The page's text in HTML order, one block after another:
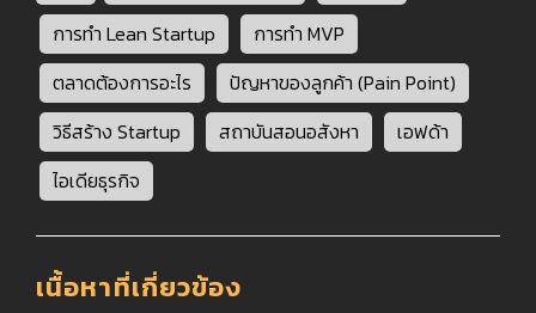
การทำ Lean Startup
การทำ MVP
ตลาดต้องการอะไร
ปัญหาของลูกค้า (Pain Point)
วิธีสร้าง Startup
สถาบันสอนอสังหา
เอฟด้า
ไอเดียธุรกิจ
เนื้อหาที่เกี่ยวข้อง